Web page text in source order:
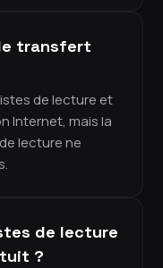
transfert
de lecture et
Internet, mais la
lecture ne
de lecture
?